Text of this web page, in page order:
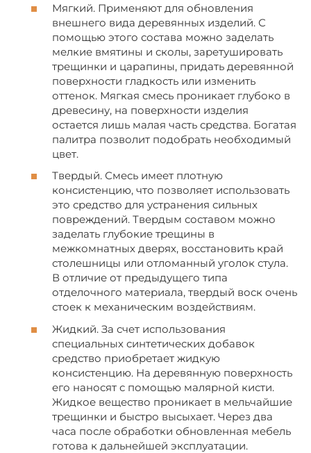
Мягкий. Применяют для обновления
внешнего вида деревянных изделий. С
помощью этого состава можно заделать
мелкие вмятины и сколы, заретушировать
трещинки и царапины, придать деревянной
поверхности гладкость или изменить
оттенок. Мягкая смесь проникает глубоко в
древесину, на поверхности изделия
остается лишь малая часть средства. Богатая
палитра позволит подобрать необходимый
цвет.
Твердый. Смесь имеет плотную
консистенцию, что позволяет использовать
это средство для устранения сильных
повреждений. Твердым составом можно
заделать глубокие трещины в
межкомнатных дверях, восстановить край
столешницы или отломанный уголок стула.
В отличие от предыдущего типа
отделочного материала, твердый воск очень
стоек к механическим воздействиям.
Жидкий. За счет использования
специальных синтетических добавок
средство приобретает жидкую
консистенцию. На деревянную поверхность
его наносят с помощью малярной кисти.
Жидкое вещество проникает в мельчайшие
трещинки и быстро высыхает. Через два
часа после обработки обновленная мебель
готова к дальнейшей эксплуатации.